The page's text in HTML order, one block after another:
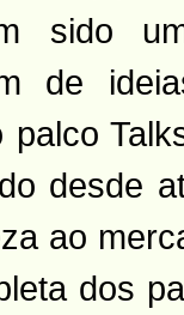
sido
de
palco
desde
ao
dos